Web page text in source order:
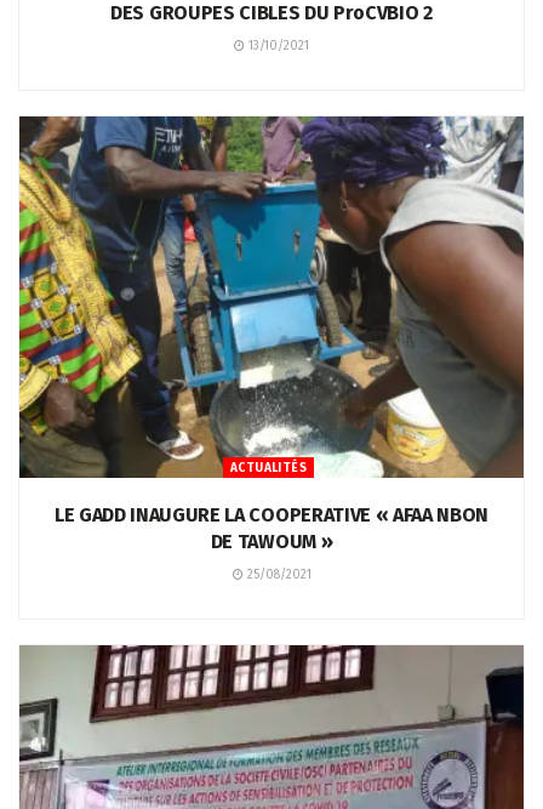
DES GROUPES CIBLES DU ProCVBIO 2
13/10/2021
ACTUALITÉS
LE GADD INAUGURE LA COOPERATIVE « AFAA NBON
DE TAWOUM »
25/08/2021